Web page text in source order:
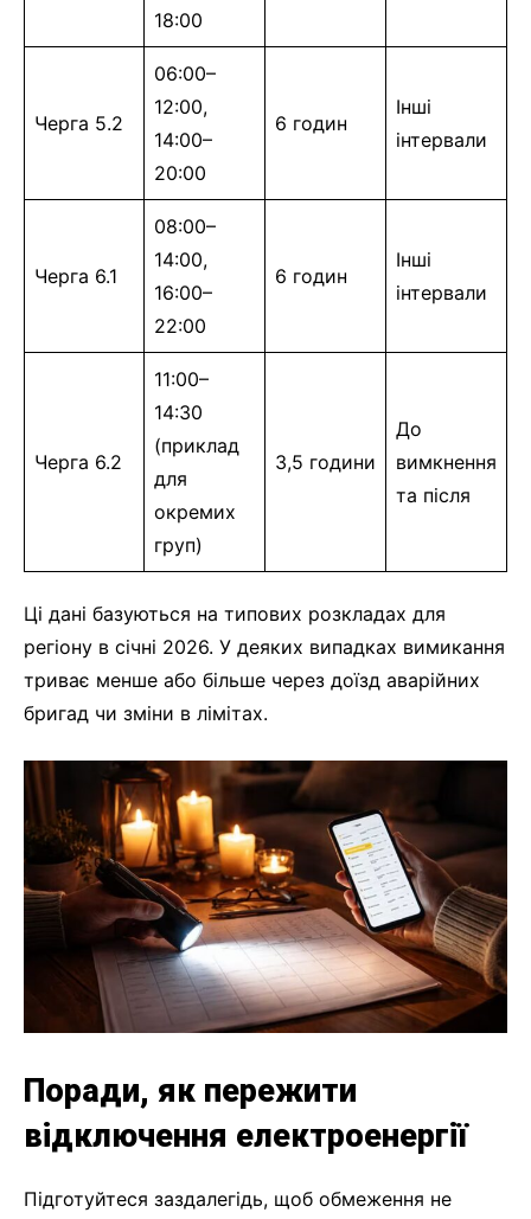
18:00
Черга 5.2
06:00–
12:00,
14:00–
20:00
6 годин
Інші
інтервали
Черга 6.1
08:00–
14:00,
16:00–
22:00
6 годин
Інші
інтервали
Черга 6.2
11:00–
14:30
(приклад
для
окремих
груп)
3,5 години
До
вимкнення
та після
Ці дані базуються на типових розкладах для
регіону в січні 2026. У деяких випадках вимикання
триває менше або більше через доїзд аварійних
бригад чи зміни в лімітах.
Поради, як пережити
відключення електроенергії
Підготуйтеся заздалегідь, щоб обмеження не